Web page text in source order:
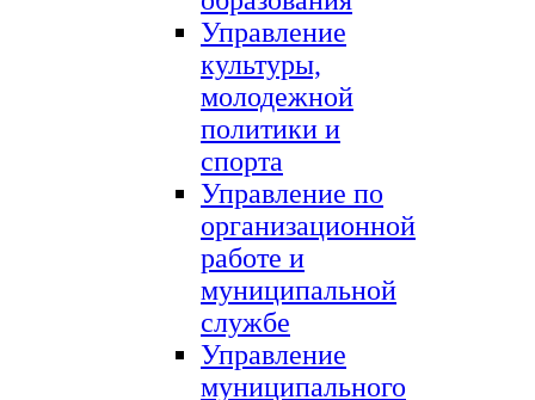
Управление
культуры,
молодежной
политики и
спорта
Управление по
организационной
работе и
муниципальной
службе
Управление
муниципального